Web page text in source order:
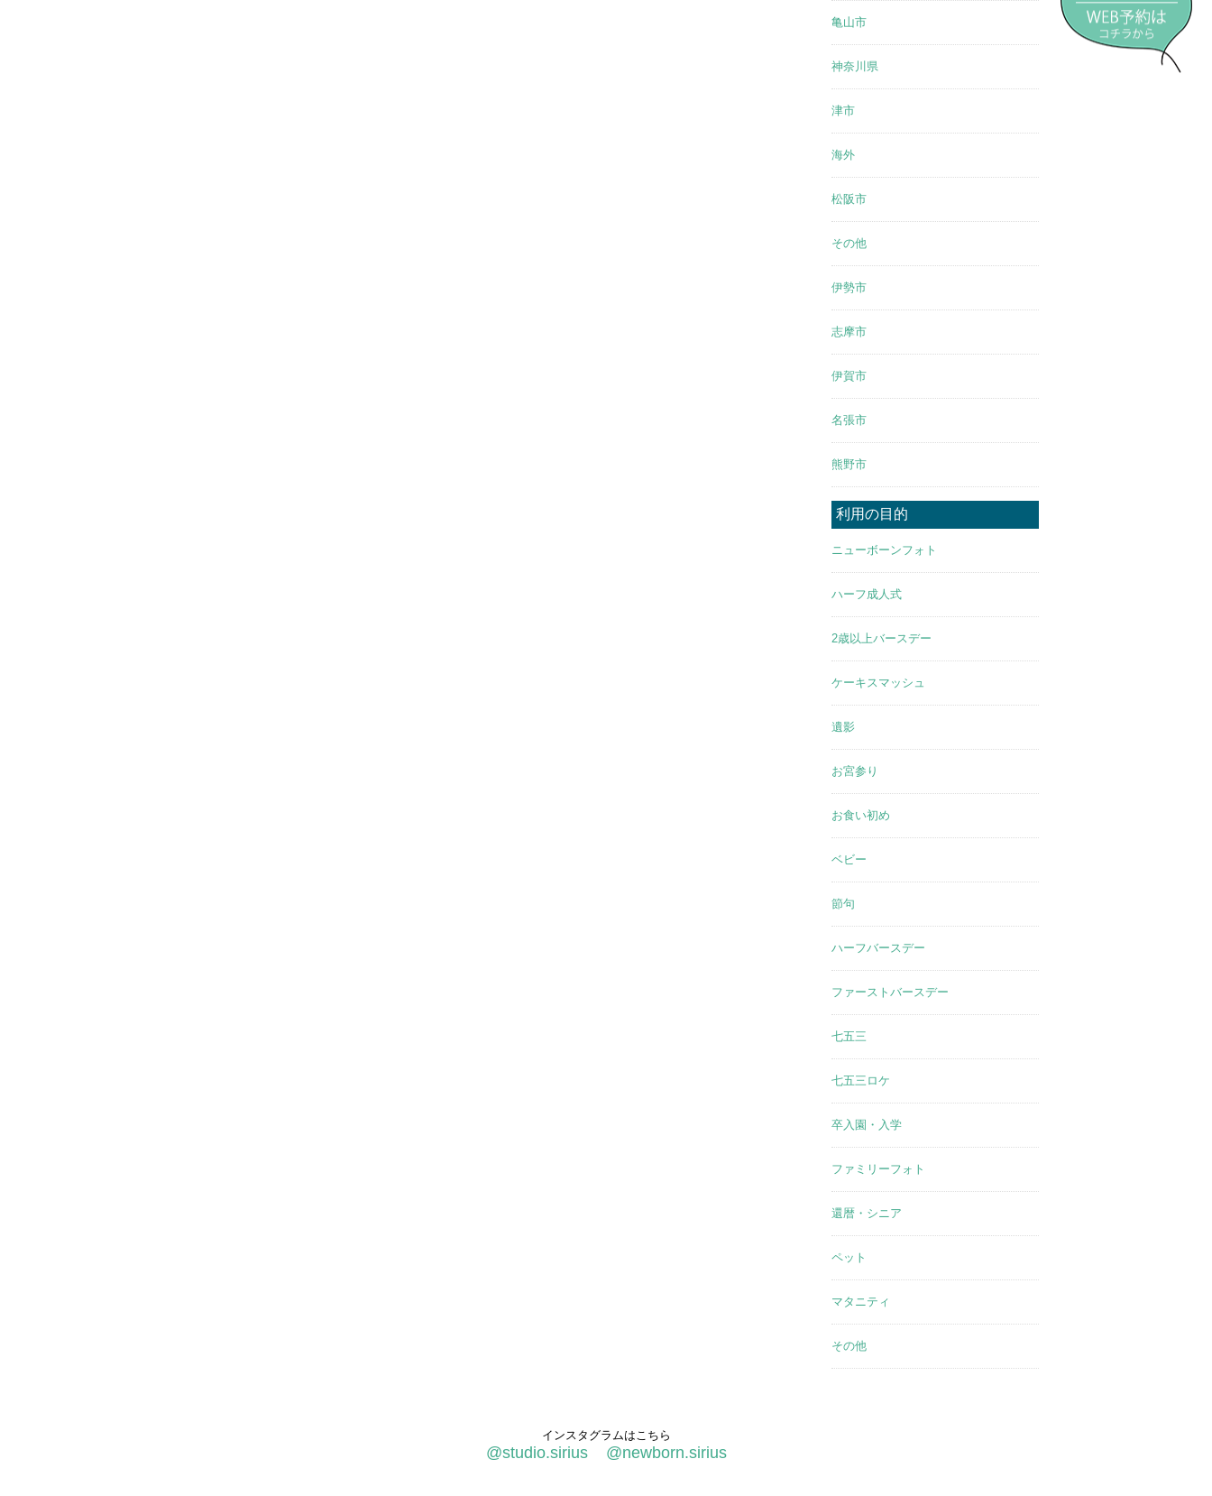
亀山市
神奈川県
津市
海外
松阪市
その他
伊勢市
志摩市
伊賀市
名張市
熊野市
利用の目的
ニューボーンフォト
ハーフ成人式
2歳以上バースデー
ケーキスマッシュ
遺影
お宮参り
お食い初め
ベビー
節句
ハーフバースデー
ファーストバースデー
七五三
七五三ロケ
卒入園・入学
ファミリーフォト
還暦・シニア
ペット
マタニティ
その他
インスタグラムはこちら
@studio.sirius @newborn.sirius